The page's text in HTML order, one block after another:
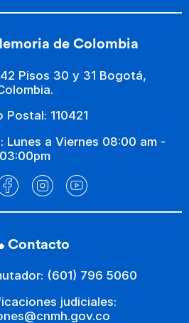
de Colombia
Pisos 30 y 31 Bogotá,
Postal: 110421
Lunes a Viernes 08:00 am -
03:00pm
Contacto
(601) 796 5060
judiciales: